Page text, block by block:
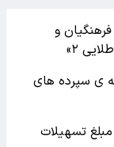
فرهنگیان و
۲»
ی سپرده های
تسهیلات